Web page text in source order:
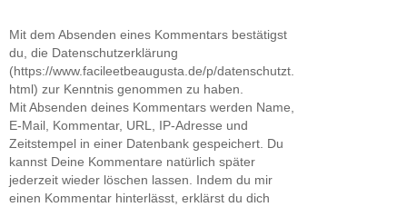
Mit dem Absenden eines Kommentars bestätigst
du, die Datenschutzerklärung
(https://www.facileetbeaugusta.de/p/datenschutzt.
html) zur Kenntnis genommen zu haben.
Mit Absenden deines Kommentars werden Name,
E-Mail, Kommentar, URL, IP-Adresse und
Zeitstempel in einer Datenbank gespeichert. Du
kannst Deine Kommentare natürlich später
jederzeit wieder löschen lassen. Indem du mir
einen Kommentar hinterlässt, erklärst du dich